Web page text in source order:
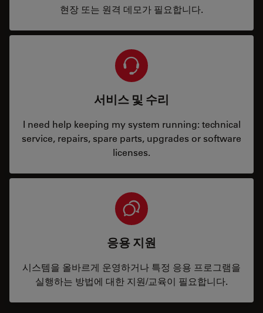
현장 또는 원격 데모가 필요합니다.
서비스 및 수리
I need help keeping my system running: technical
service, repairs, spare parts, upgrades or software
licenses.
응용 지원
시스템을 올바르게 운영하거나 특정 응용 프로그램을
실행하는 방법에 대한 지원/교육이 필요합니다.